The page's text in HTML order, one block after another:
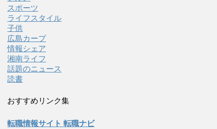
スポーツ
ライフスタイル
子供
広島カープ
情報シェア
湘南ライフ
話題のニュース
読書
おすすめリンク集
転職情報サイト 転職ナビ